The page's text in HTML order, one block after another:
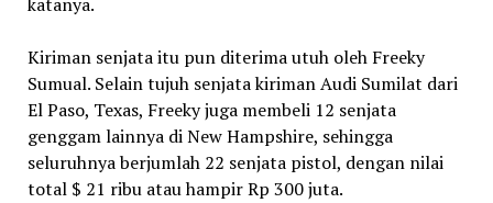
katanya.
Kiriman senjata itu pun diterima utuh oleh Freeky
Sumual. Selain tujuh senjata kiriman Audi Sumilat dari
El Paso, Texas, Freeky juga membeli 12 senjata
genggam lainnya di New Hampshire, sehingga
seluruhnya berjumlah 22 senjata pistol, dengan nilai
total $ 21 ribu atau hampir Rp 300 juta.